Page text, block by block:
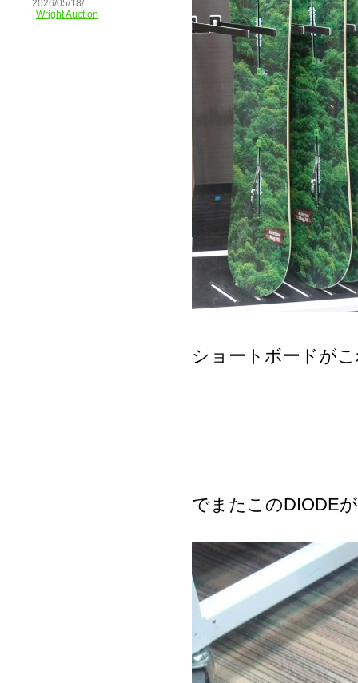
2026/05/18/
Wright Auction
ショートボードが
でまたこのDIODE